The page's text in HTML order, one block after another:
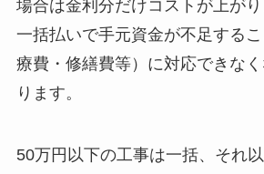
場合は金利分だけコストが上がり
一括払いで手元資金が不足する
療費・修繕費等）に対応できな
ります。
50万円以下の工事は一括、それ